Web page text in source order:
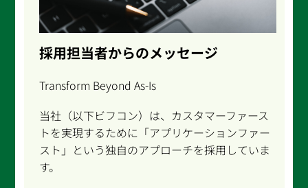
採用担当者からのメッセージ
Transform Beyond As-Is
当社（以下ビフコン）は、カスタマーファース
トを実現するために「アプリケーションファー
スト」という独自のアプローチを採用していま
す。